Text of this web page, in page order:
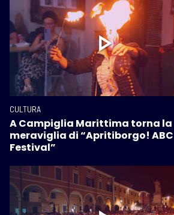
CULTURA
A Campiglia Marittima torna la
meraviglia di “Apritiborgo! ABC
Festival”